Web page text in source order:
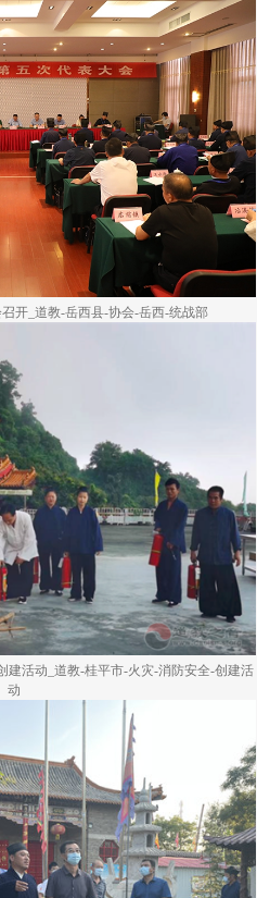
开_道教-岳西县-协会-岳西-统战部
建活动_道教-桂平市-火灾-消防安全-创建活
动